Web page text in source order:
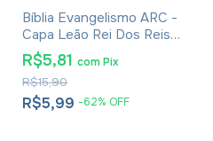
Bíblia Evangelismo ARC -
Capa Leão Rei Dos Reis -
Edição De Bolso
R$5,99 -62% OFF
R$15,90
R$5,81 comPix